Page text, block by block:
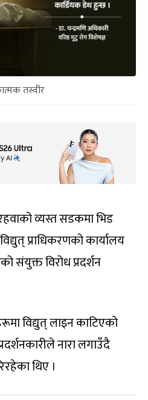
तस्वीर
व्यस्त सडकमा भिड
प्राधिकरणको कार्यालय
संयुक्त विरोध प्रदर्शन
विद्युत् लाइन काटिएको
नारा लगाउँदै
थिए ।